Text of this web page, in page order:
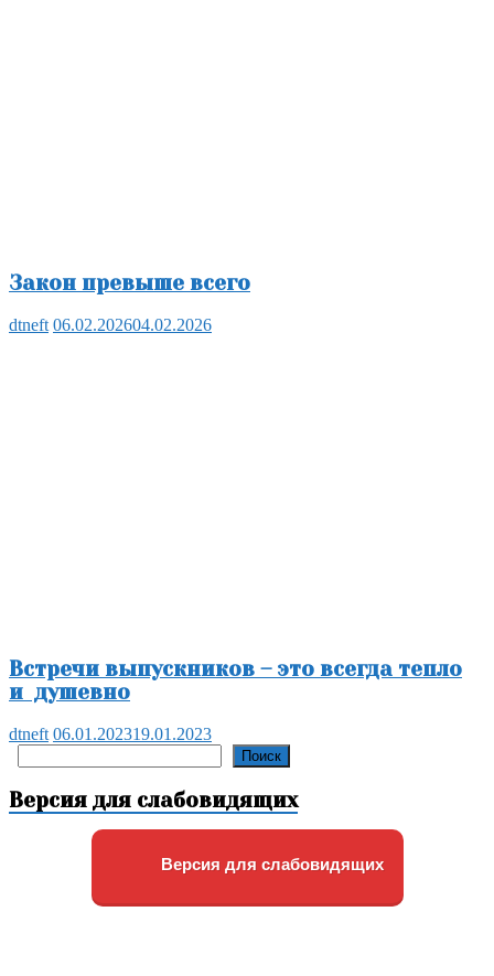
Закон превыше всего
dtneft 06.02.202604.02.2026
Встречи выпускников – это всегда тепло
и душевно
dtneft 06.01.202319.01.2023
Поиск
Версия для слабовидящих
Версия для слабовидящих